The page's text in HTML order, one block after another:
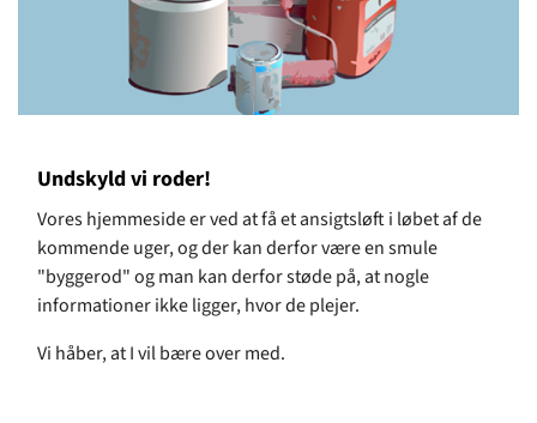
Undskyld vi roder!
Vores hjemmeside er ved at få et ansigtsløft i løbet af de
kommende uger, og der kan derfor være en smule
"byggerod" og man kan derfor støde på, at nogle
informationer ikke ligger, hvor de plejer.
Vi håber, at I vil bære over med.